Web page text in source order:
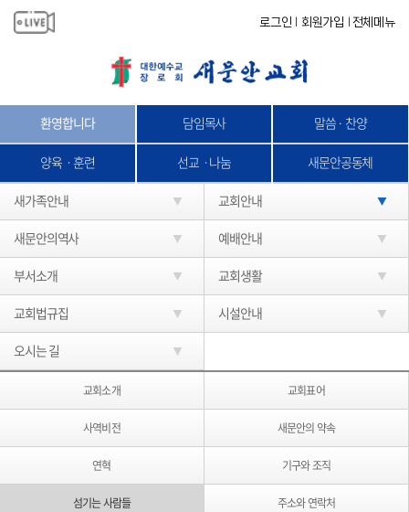
로그인 회원가입 전체메뉴
환영합니다
새가족안내 교회안내
교회소개 교회표어
사역비전 새문안의 약속
연혁 기구와 조직
섬기는 사람들 주소와 연락처
새문안의역사 예배안내
부서소개 교회생활
교회법규집 시설안내
오시는 길
담임목사 말씀 · 찬양
양육ㆍ훈련 선교ㆍ나눔 새문안공동체